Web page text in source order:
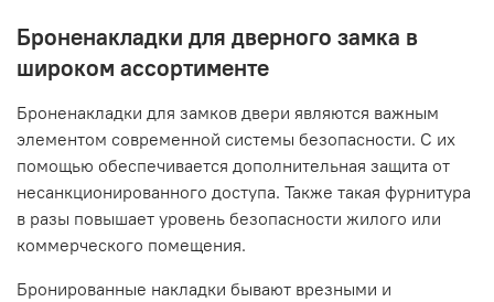
Броненакладки для дверного замка в
широком ассортименте
Броненакладки для замков двери являются важным
элементом современной системы безопасности. С их
помощью обеспечивается дополнительная защита от
несанкционированного доступа. Также такая фурнитура
в разы повышает уровень безопасности жилого или
коммерческого помещения.
Бронированные накладки бывают врезными и